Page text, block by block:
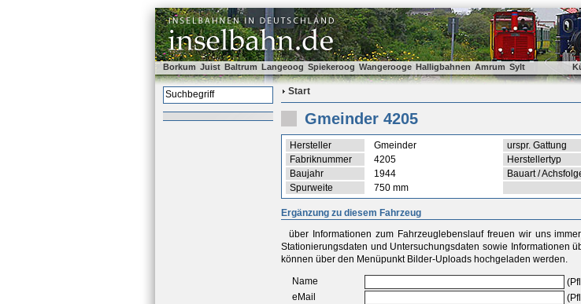
Borkum Juist Baltrum Langeoog Spiekeroog Wangerooge Halligbahnen Amrum Sylt
Start
Gmeinder 4205
Hersteller Gmeinder urspr. Gattung
Fabriknummer
4205 Herstellertyp
Baujahr
1944 Bauart /
Spurweite
750 mm
Ergänzung zu diesem Fahrzeug
über Informationen zum Fahrzeuglebenslauf freuen wir uns
Stationierungsdaten und Untersuchungsdaten sowie Informationen
können über den Menüpunkt Bilder-Uploads hochgeladen werden.
Name
eMail